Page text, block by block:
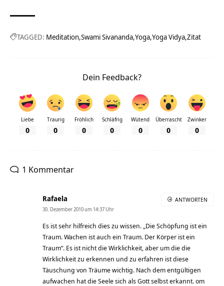
TAGGED: Meditation Swami Sivananda Yoga Yoga Vidya Zitat
Dein Feedback?
Liebe
0
Traurig
0
Fröhlich
0
Schläfrig
0
Wütend
0
Überrascht
0
Zwinker
0
1 Kommentar
Rafaela
30. Dezember 2010 um 14:37 Uhr
Es ist sehr hilfreich dies zu wissen. „Die Schöpfung ist ein
Traum. Wachen ist auch ein Traum. Der Körper ist ein
Traum“. Es ist nicht die Wirklichkeit, aber um die die
Wirklichkeit zu erkennen und zu erfahren ist diese
Täuschung von Träume wichtig. Nach dem entgültigen
aufwachen hat die Seele sich als Gott selbst erkannt. om
ANTWORTEN